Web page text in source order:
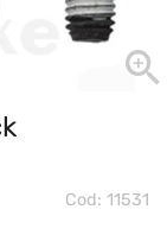
Cod: 11531